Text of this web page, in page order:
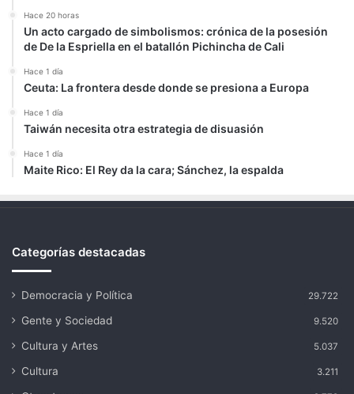
Hace 20 horas
Un acto cargado de simbolismos: crónica de la posesión
de De la Espriella en el batallón Pichincha de Cali
Hace 1 día
Ceuta: La frontera desde donde se presiona a Europa
Hace 1 día
Taiwán necesita otra estrategia de disuasión
Hace 1 día
Maite Rico: El Rey da la cara; Sánchez, la espalda
Categorías destacadas
Democracia y Política 29.722
Gente y Sociedad 9.520
Cultura y Artes 5.037
Cultura 3.211